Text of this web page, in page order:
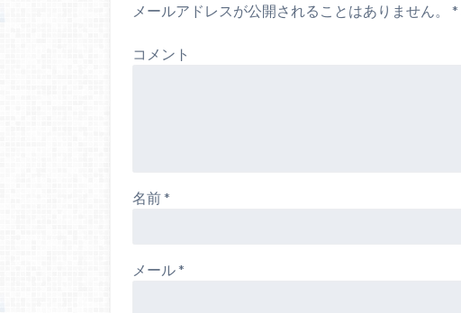
メールアドレスが公開されることはありません。 *
コメント
名前*
メール*